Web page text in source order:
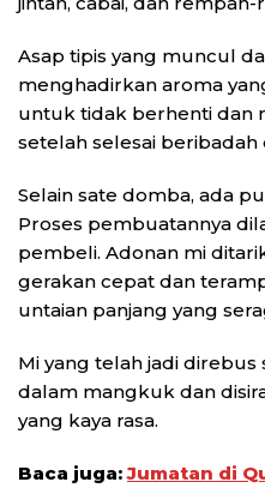
Asap tipis yang muncul
menghadirkan aroma
untuk tidak berhenti dan
setelah selesai beribadah
Selain sate domba, ada
Proses pembuatannya
pembeli. Adonan mi
gerakan cepat dan
untaian panjang yang
Mi yang telah jadi
dalam mangkuk dan
yang kaya rasa.
Baca juga:Jumatan di